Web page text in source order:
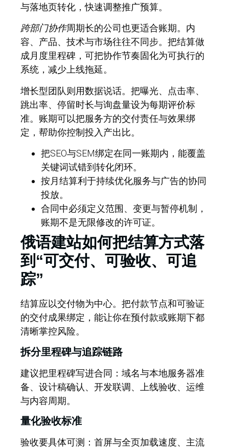
与落地页转化，快速调整推广预算。
跨部门协作周期长的公司也更适合账期。内
容、产品、技术与市场往往不同步。把结算做
成月度里程碑，可把协作节奏固化为可执行的
系统，减少上线拖延。
增长型团队则用数据说话。把曝光、点击率、
跳出率、停留时长与询盘量设为每期评价标
准。账期可以把服务方的交付责任与效果绑
定，帮助你控制投入产出比。
把SEO与SEM绑定在同一账期内，能覆盖
关键词试错到转化闭环。
按月结算利于持续优化服务与广告的协同
投放。
合同中必须定义范围、变更与暂停机制，
账期不是无限修改的许可证。
俄语建站如何把结算方式落
到“可交付、可验收、可追
踪”
结算应以交付物为中心。 把付款节点和可验证
的交付成果绑定，能让你在预付款或账期下都
清晰掌控风险。
拆分里程碑与追踪链路
建议把里程碑写进合同：域名与本地服务器准
备、设计稿确认、开发联调、上线验收、运维
与内容周期。
量化验收标准
验收要具体可测：首屏与全页加载速度、主流